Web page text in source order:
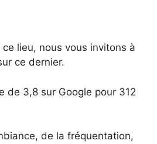
lieu, nous vous invitons à
ce dernier.
de 3,8 sur Google pour 312
de la fréquentation,